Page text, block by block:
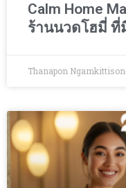
Calm Home
ร้านนวดโฮมี่ ที่
Thanapon